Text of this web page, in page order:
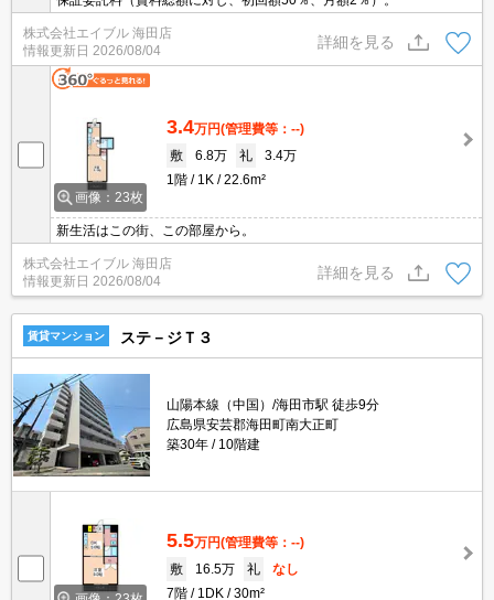
株式会社エイブル 海田店
情報更新日 2026/08/04
詳細を見る
画像：23枚
3.4万円(管理費等：--)
敷
6.8万 礼
3.4万
1階
1K 22.6m²
新生活はこの街、この部屋から。
株式会社エイブル 海田店
情報更新日 2026/08/04
詳細を見る
賃貸マンション ステ－ジＴ３
山陽本線（中国）/海田市駅 徒歩9分
広島県安芸郡海田町南大正町
築30年
10階建
5.5万円(管理費等：--)
敷
16.5万 礼
なし
7階
1DK 30m²